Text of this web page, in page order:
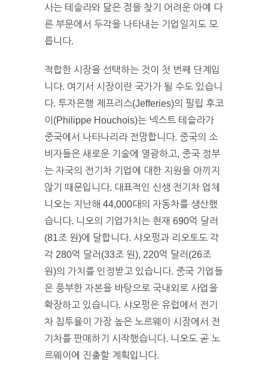
사는 테슬라와 닮은 점을 찾기 어려운 아예 다
른 부문에서 두각을 나타내는 기업일지도 모
릅니다.
적합한 시장을 선택하는 것이 첫 번째 단계입
니다. 여기서 시장이란 국가가 될 수도 있습니
다. 투자은행 제프리스(Jefferies)의 필립 후코
이(Philippe Houchois)는 넥스트 테슬라가
중국에서 나타나리라 전망합니다. 중국의 소
비자들은 새로운 기술에 열광하고, 중국 정부
는 자국의 전기차 기업에 대한 지원을 아끼지
않기 때문입니다. 대표적인 신생 전기차 업체
니오는 지난해 44,000대의 자동차를 생산했
습니다. 니오의 기업가치는 현재 690억 달러
(81조 원)에 달합니다. 샤오펑과 리오토도 각
각 280억 달러(33조 원), 220억 달러(26조
원)의 가치를 인정받고 있습니다. 중국 기업들
은 풍부한 자본을 바탕으로 국내외로 사업을
확장하고 있습니다. 샤오펑은 유럽에서 전기
차 침투율이 가장 높은 노르웨이 시장에서 전
기차를 판매하기 시작했습니다. 니오도 곧 노
르웨이에 진출할 계획입니다.